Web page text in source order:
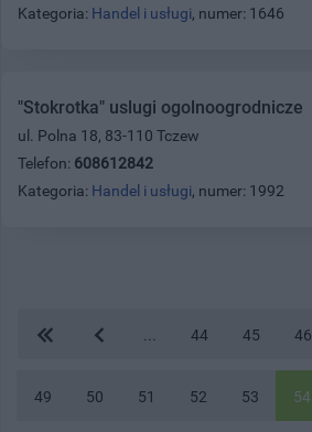
Kategoria: Handel i usługi, numer: 1646
"Stokrotka" uslugi ogolnoogrodnicze
ul. Polna 18, 83-110 Tczew
Telefon: 608612842
Kategoria: Handel i usługi, numer: 1992
44 45 46
49 50 51 52 53 54